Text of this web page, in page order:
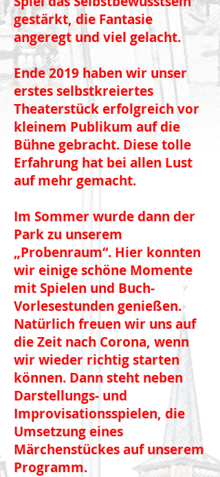
gestärkt, die Fantasie
angeregt und viel gelacht.
Ende 2019 haben wir unser
erstes selbstkreiertes
Theaterstück erfolgreich vor
kleinem Publikum auf die
Bühne gebracht. Diese tolle
Erfahrung hat bei allen Lust
auf mehr gemacht.
Im Sommer wurde dann der
Park zu unserem
„Probenraum“. Hier konnten
wir einige schöne Momente
mit Spielen und Buch-
Vorlesestunden genießen.
Natürlich freuen wir uns auf
die Zeit nach Corona, wenn
wir wieder richtig starten
können. Dann steht neben
Darstellungs- und
Improvisationsspielen, die
Umsetzung eines
Märchenstückes auf unserem
Programm.